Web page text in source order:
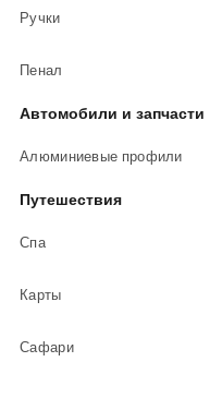
Ручки
Пенал
Автомобили и запчасти
Алюминиевые профили
Путешествия
Спа
Карты
Сафари